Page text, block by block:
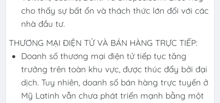
cho thấy sự bất ổn và thách thức lớn đối với các
nhà đầu tư.
THƯƠNG MẠI ĐIỆN TỬ VÀ BÁN HÀNG TRỰC TIẾP:
Doanh số thương mại điện tử tiếp tục tăng
trưởng trên toàn khu vực, được thúc đẩy bởi đại
dịch. Tuy nhiên, doanh số bán hàng trực tuyến ở
Mỹ Latinh vẫn chưa phát triển mạnh bằng một